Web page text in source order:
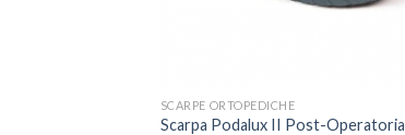
SCARPE ORTOPEDICHE
Scarpa Podalux II Post-Operatoria